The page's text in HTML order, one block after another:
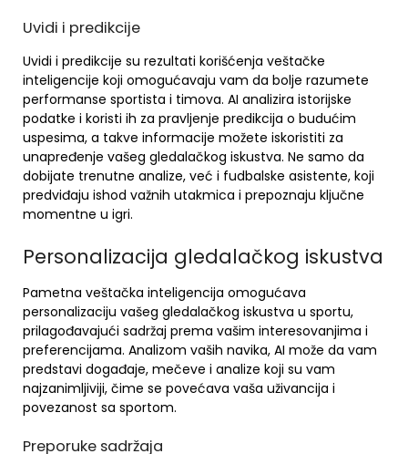
Uvidi i predikcije
Uvidi i predikcije su rezultati korišćenja veštačke
inteligencije koji omogućavaju vam da bolje razumete
performanse sportista i timova. AI analizira istorijske
podatke i koristi ih za pravljenje predikcija o budućim
uspesima, a takve informacije možete iskoristiti za
unapređenje vašeg gledalačkog iskustva. Ne samo da
dobijate trenutne analize, već i fudbalske asistente, koji
predviđaju ishod važnih utakmica i prepoznaju ključne
momentne u igri.
Personalizacija gledalačkog iskustva
Pametna veštačka inteligencija omogućava
personalizaciju vašeg gledalačkog iskustva u sportu,
prilagođavajući sadržaj prema vašim interesovanjima i
preferencijama. Analizom vaših navika, AI može da vam
predstavi događaje, mečeve i analize koji su vam
najzanimljiviji, čime se povećava vaša uživancija i
povezanost sa sportom.
Preporuke sadržaja